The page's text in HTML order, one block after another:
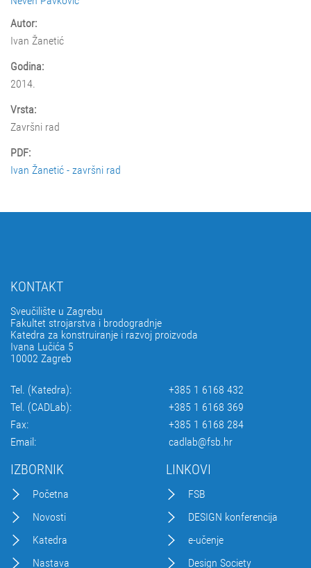
Autor:
Ivan Žanetić
Godina:
2014.
Vrsta:
Završni rad
PDF:
Ivan Žanetić - završni rad
KONTAKT
Sveučilište u Zagrebu
Fakultet strojarstva i brodogradnje
Katedra za konstruiranje i razvoj proizvoda
Ivana Lučića 5
10002 Zagreb
Tel. (Katedra):
+385 1 6168 432
Tel. (CADLab):
+385 1 6168 369
Fax:
+385 1 6168 284
Email:
cadlab@fsb.hr
IZBORNIK
Početna
Novosti
Katedra
Nastava
LINKOVI
FSB
DESIGN konferencija
e-učenje
Design Society